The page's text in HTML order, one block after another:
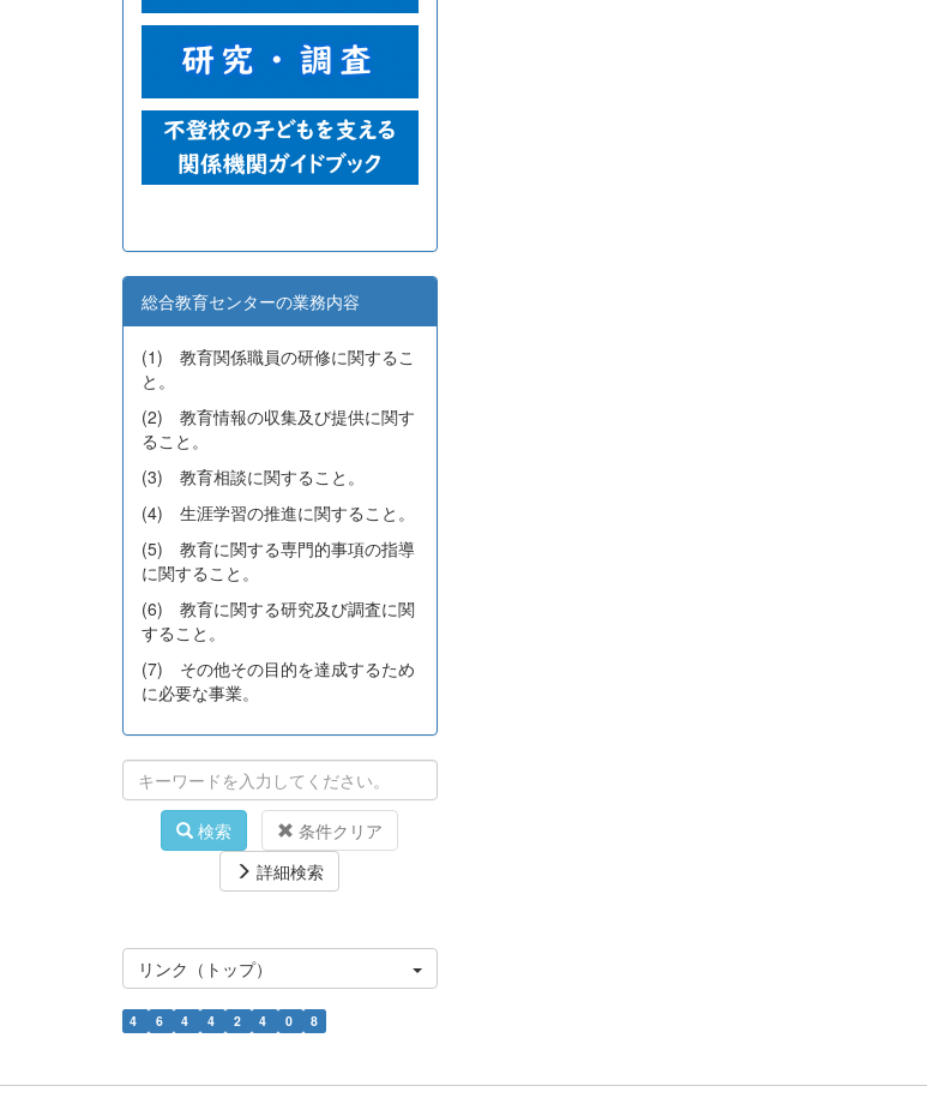
総合教育センターの業務内容
(1) 教育関係職員の研修に関するこ
と。
(2) 教育情報の収集及び提供に関す
ること。
(3) 教育相談に関すること。
(4) 生涯学習の推進に関すること。
(5) 教育に関する専門的事項の指導
に関すること。
(6) 教育に関する研究及び調査に関
すること。
(7) その他その目的を達成するため
に必要な事業。
検索
条件クリア
詳細検索
リンク（トップ）
4 6 4 4 2 4 0 8